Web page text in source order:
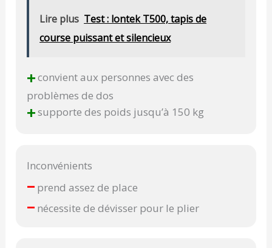
Lire plus Test : lontek T500, tapis de
course puissant et silencieux
+convient aux personnes avec des
problèmes de dos
+supporte des poids jusqu’à 150 kg
Inconvénients
– prend assez de place
– nécessite de dévisser pour le plier